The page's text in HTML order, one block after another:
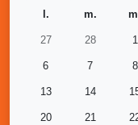
l.
m.
27 28 1
6 7 8
13 14
20 21